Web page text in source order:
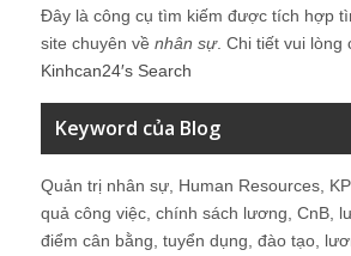
Đây là công cụ tìm kiếm được tích hợp
site chuyên về nhân sự. Chi tiết vui lòng
Kinhcan24′s Search
Keyword của Blog
Quản trị nhân sự, Human Resources,
quả công việc, chính sách lương, CnB,
điểm cân bằng, tuyển dụng, đào tạo,